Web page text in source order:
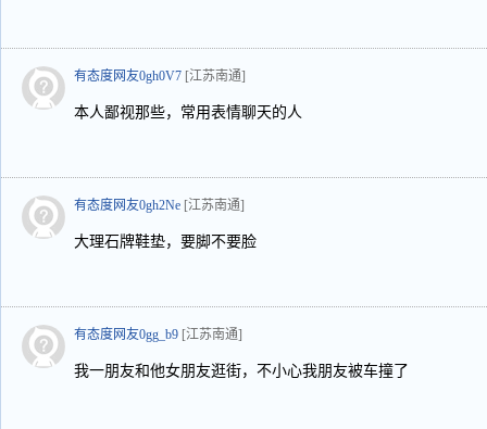
有态度网友0gh0V7 [江苏南通]
本人鄙视那些，常用表情聊天的人
有态度网友0gh2Ne [江苏南通]
大理石牌鞋垫，要脚不要脸
有态度网友0gg_b9 [江苏南通]
我一朋友和他女朋友逛街，不小心我朋友被车撞了